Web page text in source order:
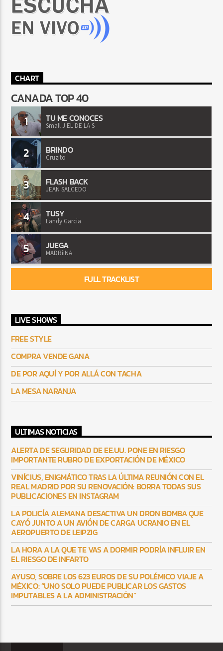
CHART
CANADA TOP 40
1 TU ME CONOCES
Small J EL DE LA S
2 BRINDO
Cruzito
3 FLASH BACK
JEAN SALCEDO
4 TUSY
Landy Garcia
5 JUEGA
MADRiiNA
FULL TRACKLIST
LIVE SHOWS
FREE STYLE
COMPRA VENDE GANA
DE POR AQUÍ Y POR ALLÁ CON TACHA
LA MESA NARANJA
ULTIMAS NOTICIAS
ALERTA DE SEGURIDAD DE EE.UU. PONE EN RIESGO
IMPORTANTE RUBRO DE EXPORTACIÓN DE MÉXICO
VINÍCIUS, ENIGMÁTICO TRAS LA ÚLTIMA REUNIÓN CON EL
REAL MADRID POR SU RENOVACIÓN: BORRA TODAS SUS
PUBLICACIONES EN INSTAGRAM
LA POLICÍA ALEMANA DESACTIVA UN DRON BOMBA QUE
CAYÓ JUNTO A UN AVIÓN DE CARGA UCRANIO EN EL
AEROPUERTO DE LEIPZIG
LA HORA A LA QUE TE VAS A DORMIR PODRÍA INFLUIR EN
EL RIESGO DE INFARTO
AYUSO, SOBRE LOS 623 EUROS DE SU POLÉMICO VIAJE A
MÉXICO: “UNO SOLO PUEDE PUBLICAR LOS GASTOS
IMPUTABLES A LA ADMINISTRACIÓN”